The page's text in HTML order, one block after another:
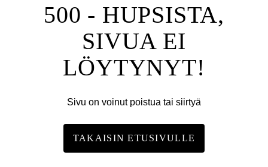
500 - HUPSISTA,
SIVUA EI
LÖYTYNYT!
Sivu on voinut poistua tai siirtyä
TAKAISIN ETUSIVULLE